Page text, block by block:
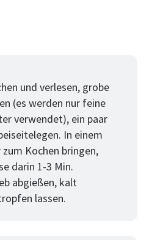
und verlesen, grobe
(es werden nur feine
verwendet), ein paar
In einem
Kochen bringen,
darin 1-3 Min.
abgießen, kalt
lassen.